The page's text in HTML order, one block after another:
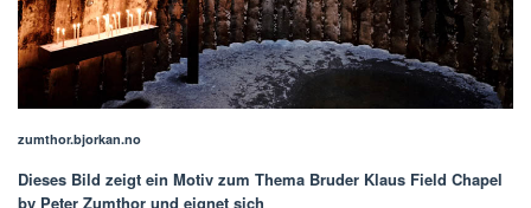
zumthor.bjorkan.no
Dieses Bild zeigt ein Motiv zum Thema Bruder Klaus Field Chapel
by Peter Zumthor und eignet sich